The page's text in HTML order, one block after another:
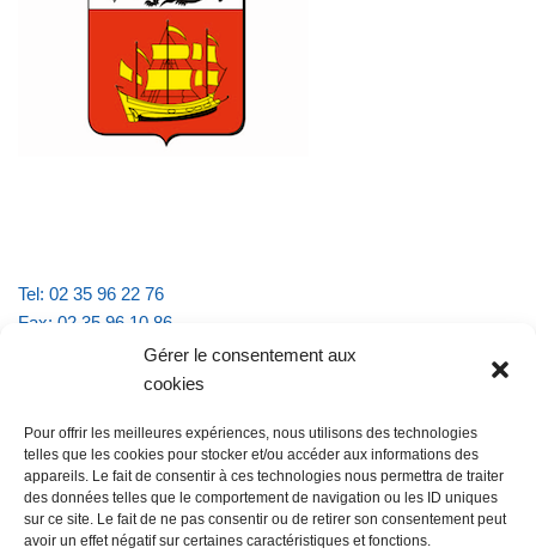
Gérer le consentement aux
cookies
Pour offrir les meilleures expériences, nous utilisons des technologies
telles que les cookies pour stocker et/ou accéder aux informations des
appareils. Le fait de consentir à ces technologies nous permettra de traiter
des données telles que le comportement de navigation ou les ID uniques
sur ce site. Le fait de ne pas consentir ou de retirer son consentement peut
avoir un effet négatif sur certaines caractéristiques et fonctions.
Tel: 02 35 96 22 76
Fax: 02 35 96 10 86
Email : mairie.vattevillelarue@wanadoo.fr
lundi et jeudi de 9h à 11h30
mardi et vendredi de 16h à 18h30